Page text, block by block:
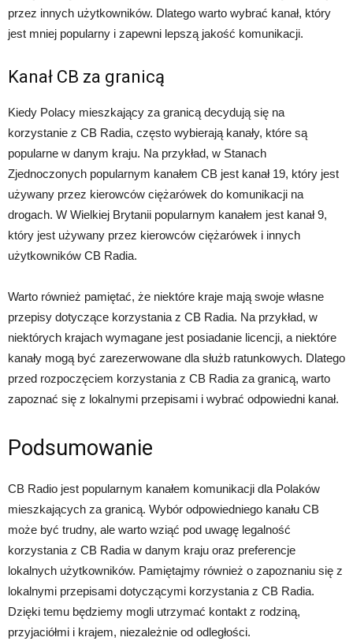
przez innych użytkowników. Dlatego warto wybrać kanał, który
jest mniej popularny i zapewni lepszą jakość komunikacji.
Kanał CB za granicą
Kiedy Polacy mieszkający za granicą decydują się na
korzystanie z CB Radia, często wybierają kanały, które są
popularne w danym kraju. Na przykład, w Stanach
Zjednoczonych popularnym kanałem CB jest kanał 19, który jest
używany przez kierowców ciężarówek do komunikacji na
drogach. W Wielkiej Brytanii popularnym kanałem jest kanał 9,
który jest używany przez kierowców ciężarówek i innych
użytkowników CB Radia.
Warto również pamiętać, że niektóre kraje mają swoje własne
przepisy dotyczące korzystania z CB Radia. Na przykład, w
niektórych krajach wymagane jest posiadanie licencji, a niektóre
kanały mogą być zarezerwowane dla służb ratunkowych. Dlatego
przed rozpoczęciem korzystania z CB Radia za granicą, warto
zapoznać się z lokalnymi przepisami i wybrać odpowiedni kanał.
Podsumowanie
CB Radio jest popularnym kanałem komunikacji dla Polaków
mieszkających za granicą. Wybór odpowiedniego kanału CB
może być trudny, ale warto wziąć pod uwagę legalność
korzystania z CB Radia w danym kraju oraz preferencje
lokalnych użytkowników. Pamiętajmy również o zapoznaniu się z
lokalnymi przepisami dotyczącymi korzystania z CB Radia.
Dzięki temu będziemy mogli utrzymać kontakt z rodziną,
przyjaciółmi i krajem, niezależnie od odległości.